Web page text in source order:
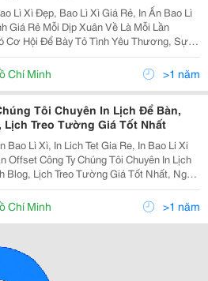
Lì Xì Đẹp, Bao Lì Xì Giá Rẻ, In Ấn Bao Lì
Về Là Mỗi Lần
Cơ Hội Để Bày Tỏ Tình Yêu Thương, Sự
Tri Ân Những Người Thân, Khách Hàng,
Ăn Của Mỗi Cá Nhân, Tập Thể. X
Chí Minh >1 năm
Tôi Chuyên In Lịch Để Bàn,
Lịch Treo Tường Giá Tốt Nhất
Bao Lì Xì, In Lich Tet Gia Re, In Bao Li Xi
Tôi Chuyên In Lịch
Blog, Lịch Treo Tường Giá Tốt Nhất, Ngoài
- In Tem Nhãn Giấy - Decal,
Cat
Chí Minh >1 năm